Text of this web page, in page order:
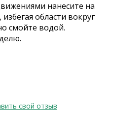
нанесите на
области вокруг
смойте водой.
свой отзыв